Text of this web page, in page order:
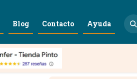
Blog Contacto Ayuda